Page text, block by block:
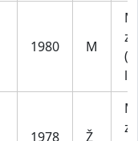
1980 M
1978 Ž